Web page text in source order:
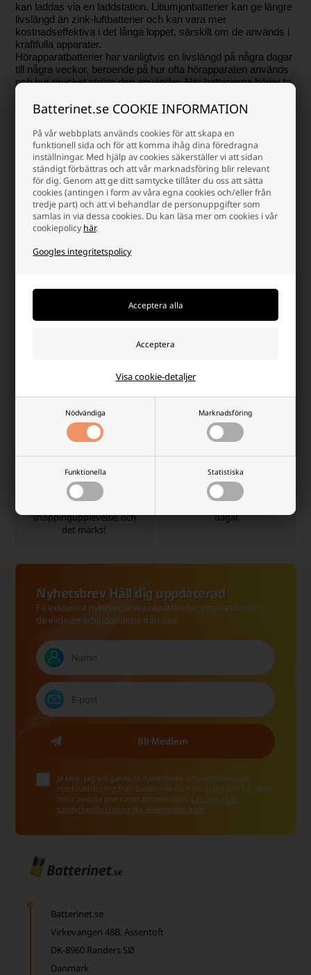
Batterinet.se COOKIE INFORMATION
På vår webbplats används cookies för att skapa en
funktionell sida och för att komma ihåg dina föredragna
inställningar. Med hjälp av cookies säkerställer vi att sidan
ständigt förbättras och att vår marknadsföring blir relevant
för dig. Genom att ge ditt samtycke tillåter du oss att sätta
cookies (antingen i form av våra egna cookies och/eller från
tredje part) och att vi behandlar de personuppgifter som
samlas in via dessa cookies. Du kan läsa mer om cookies i vår
cookiepolicy här.
Googles integritetspolicy
Nödvändiga Marknadsföring
Funktionella Statistiska
Visa cookie-detaljer
kan laddas via en laddstation. Litiumjonbatterier kan ge längre
livslängd än zink-luftbatterier och kan vara mer
kostnadseffektiva i det långa loppet, särskilt om de används i
kraftfulla apparater.
Hörapparatbatterier har vanligtvis en livslängd på några dagar
till några veckor, beroende på hur ofta hörapparaten används
och hur mycket ström den använder. När batterierna börjar ta
hörapparaten sluta fungera helt. Det är viktigt att komma ihåg
hörapparatprestanda.
För att förlänga batteritiden och optimera prestanda är det
viktigt att förvara dem på en sval, torr plats och följa
tillverkarens riktlinjer för användning och underhåll. Det är
också bra att vara medveten om att olika hörapparater kan
kräva olika batteristorlekar och typer, så det är viktigt att
använda rätt typ och storlek för just din hörapparat.
Varför handla på batterinet?
1-3 dagar - Inga dolda
avgifter.
Kontakta oss via e-post så
svarar vi så snabbt vi kan.
Hög kundnöjdhet
Vi värdesätter en bra
shoppingupplevelse, och
det märks!
Billig frakt
Alltid snabb leverans - 1-3
dagar.
Nyhetsbrev Håll dig uppdaterad
Få exklusiva nyheter, unika rabattkoder, inspiration och
de vildaste erbjudandena från oss!
Ja tack, jag vill gärna få nyhetsbrev och skräddarsydd
marknadsföring från Batterinet via e-post. Jag kan när som
helst avsluta prenumerationen igen. Läs mer i vår
samtyckesförklaring för elektronisk post
Batterinet.se
Virkevangen 48B, Assentoft
DK-8960 Randers SØ
Danmark